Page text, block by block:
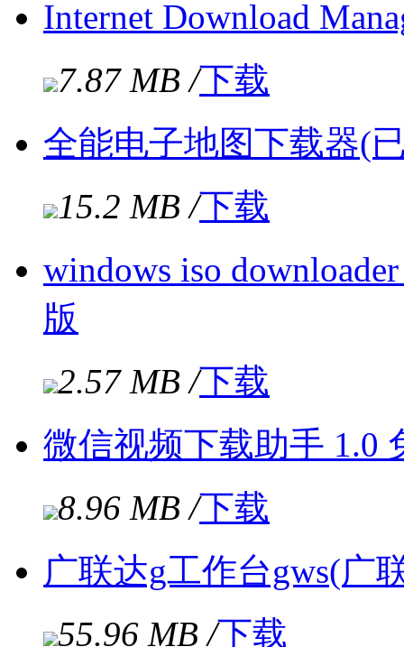
Internet Download
7.87 MB /下载
全能电子地图下载器(
15.2 MB /下载
windows iso
版
2.57 MB /下载
微信视频下载助手 1.0
8.96 MB /下载
广联达g工作台gws(广
55.96 MB /下载